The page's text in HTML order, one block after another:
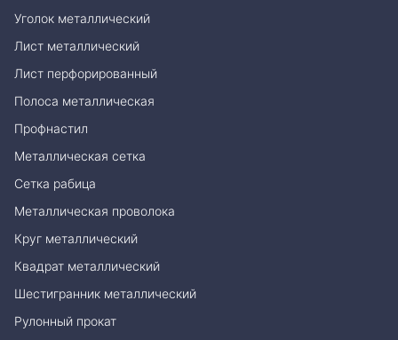
Уголок металлический
Лист металлический
Лист перфорированный
Полоса металлическая
Профнастил
Металлическая сетка
Сетка рабица
Металлическая проволока
Круг металлический
Квадрат металлический
Шестигранник металлический
Рулонный прокат